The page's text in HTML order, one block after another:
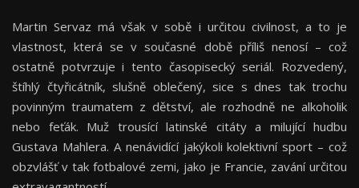
Martin Servaz má však v sobě i určitou civilnost, a to je
vlastnost, která se v současné době příliš nenosí – což
ostatně potvrzuje i tento časopisecký seriál. Rozvedený,
štíhlý čtyřicátník, slušně oblečený, sice s dnes tak trochu
povinným traumatem z dětství, ale rozhodně ne alkoholik
nebo feťák. Muž trousící latinské citáty a milující hudbu
Gustava Mahlera. A nenávidící jakýkoli kolektivní sport – což
obzvlášť v tak fotbalové zemi, jako je Francie, zavání určitou